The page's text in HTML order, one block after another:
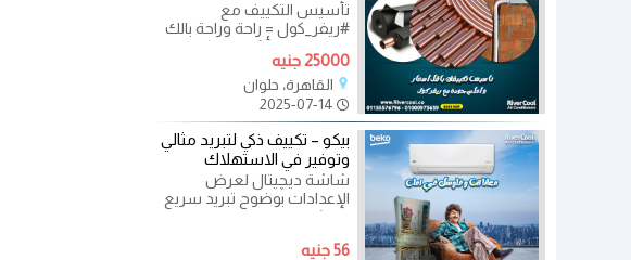
تأسيس التكييف مع
#ريفر_كول = راحة وراحة بالك
بعدين إحنا بنأسّس التكييفات
بطريقة احترافية تحميك من
25000 جنيه
القاهرة، حلوان
2025-07-14
بيكو – تكييف ذكي لتبريد مثالي
وتوفير في الاستهلاك
شاشة ديچيتال لعرض
الإعدادات بوضوح تبريد سريع
وانتشار هواء متوازن خاصية
56 جنيه